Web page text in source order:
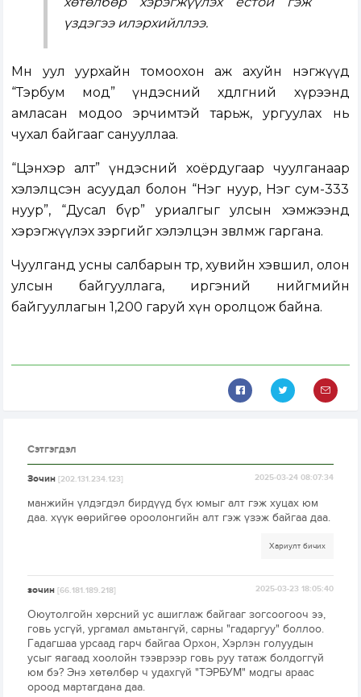
үздэгээ илэрхийллээ.
Мөн уул уурхайн томоохон аж ахуйн нэгжүүд
“Тэрбум мод” үндэсний хөдөлгөөний хүрээнд
амласан модоо эрчимтэй тарьж, ургуулах нь
чухал байгааг санууллаа.
“Цэнхэр алт” үндэсний хоёрдугаар чуулганаар
хэлэлцсэн асуудал болон “Нэг нуур, Нэг сум-333
нуур”, “Дусал бүр” уриалгыг улсын хэмжээнд
хэрэгжүүлэх зэргийг хэлэлцэн зөвлөмж гаргана.
Чуулганд усны салбарын төр, хувийн хэвшил, олон
улсын байгууллага, иргэний нийгмийн
байгууллагын 1,200 гаруй хүн оролцож байна.
Сэтгэгдэл
Зочин[202.131.234.123] 2025-03-24 08:07:34
манжийн үлдэгдэл бирдүүд бүх юмыг алт гэж хуцах юм
даа. хүүк өөрийгөө ороолонгийн алт гэж үзэж байгаа даа.
Хариулт бичих
зочин[66.181.189.218] 2025-03-23 18:05:40
Оюутолгойн хөрсний ус ашиглаж байгааг зогсоогооч ээ,
говь усгүй, ургамал амьтангүй, сарны "гадаргуу" боллоо.
Гадагшаа урсаад гарч байгаа Орхон, Хэрлэн голуудын
усыг яагаад хоолойн тээврээр говь руу татаж болдоггүй
юм бэ? Энэ хөтөлбөр ч удахгүй "ТЭРБУМ" модгы араас
ороод мартагдана даа.